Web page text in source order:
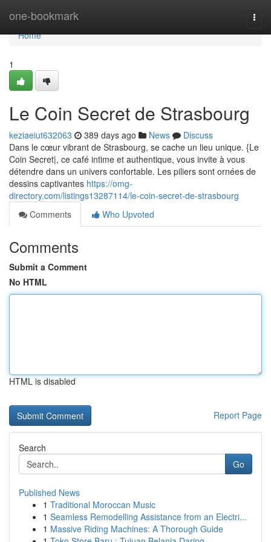
one-bookmark
Home
Home
1
Le Coin Secret de Strasbourg
keziaeiut632063 389 days ago News
Discuss
Dans le cœur vibrant de Strasbourg, se cache un lieu unique. {Le
Coin Secret|, ce café intime et authentique, vous invite à vous
détendre dans un univers confortable. Les piliers sont ornées de
dessins captivantes https://omg-
directory.com/listings13287114/le-coin-secret-de-strasbourg
Comments
Who Upvoted
Comments
Submit a Comment
No HTML
HTML is disabled
Report Page
Search
Go
Published News
1 Traditional Moroccan Music
1 Seamless Remodelling Assistance from an Electri...
1 Massive Riding Machines: A Thorough Guide